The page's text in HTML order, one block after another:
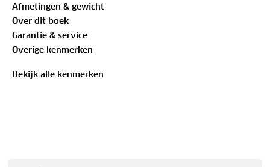
horeca, musea en toeristische informatie. In totaal
zijn er 40 wandelregiokaarten verkrijgbaar.
Afmetingen & gewicht
Over dit boek
Garantie & service
Overige kenmerken
Bekijk alle kenmerken